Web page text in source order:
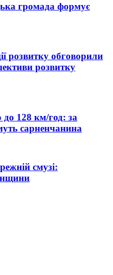
громада формує
розвитку обговорили
розвитку
до 128 км/год: за
сарненчанина
смузі: